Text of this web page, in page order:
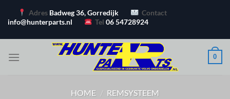
naar
Adres Badweg 36, Gorredijk
Contact
info@hunterparts.nl
Tel06 54728924
0
HOME / REMSYSTEEM